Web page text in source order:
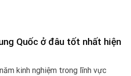
Quốc ở đâu tốt nhất hiện
kinh nghiệm trong lĩnh vực